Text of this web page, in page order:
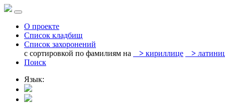
О проекте
Список кладбищ
Список захоронений
с сортировкой по фамилиям на
> кириллице >
Поиск
Язык: